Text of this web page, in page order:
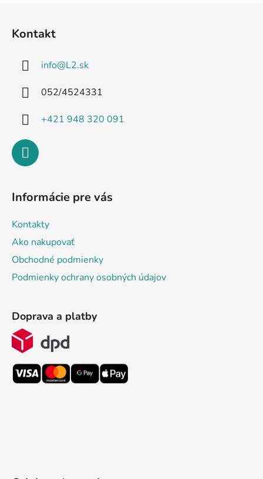
Kontakt
info@L2.sk
052/4524331
+421 948 320 091
Informácie pre vás
Kontakty
Ako nakupovať
Obchodné podmienky
Podmienky ochrany osobných údajov
Doprava a platby